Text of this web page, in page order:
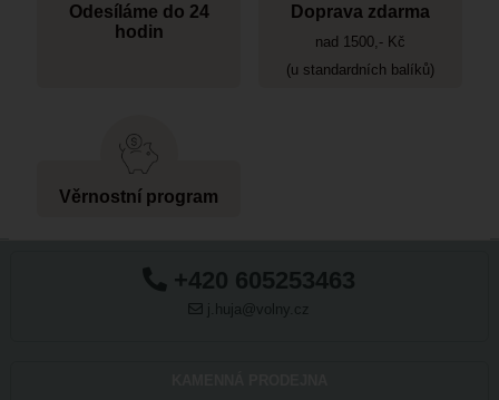
Odesíláme do 24
hodin
Doprava zdarma
nad 1500,- Kč
(u standardních balíků)
Věrnostní program
+420 605253463
j.huja@volny.cz